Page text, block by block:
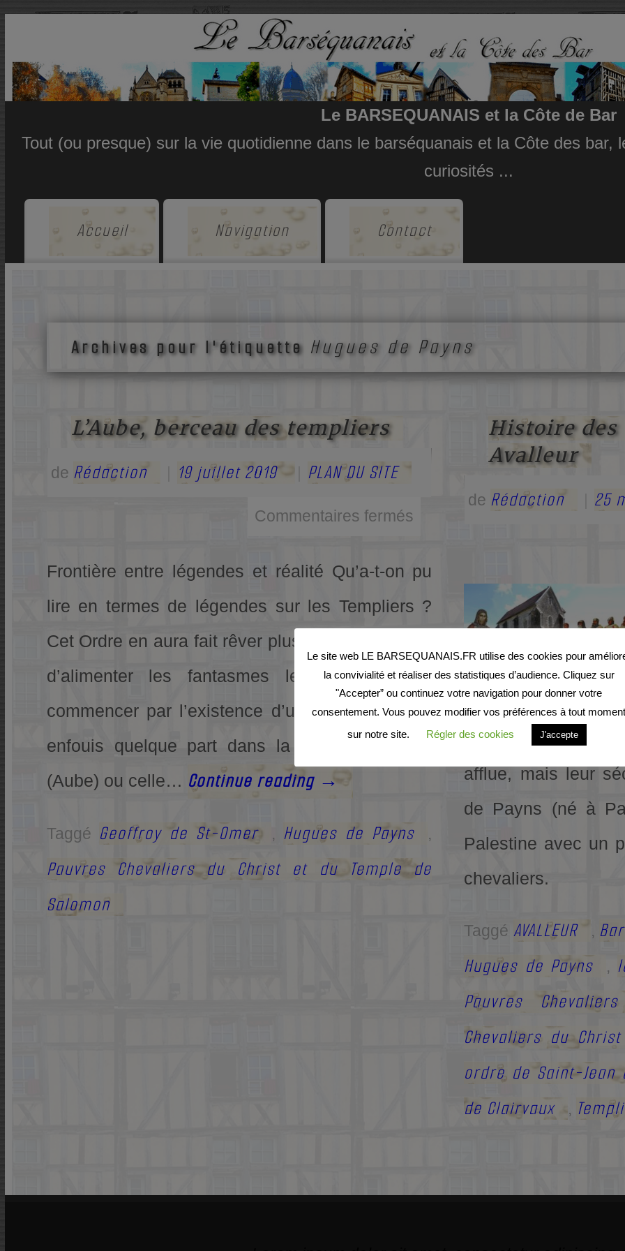
Le BARSEQUANAIS et la Côte de Bar
Tout (ou presque) sur la vie quotidienne dans le barséquanais et la Côte des
curiosités ...
Accueil Navigation Contact
Archives pour l'étiquette Hugues de Payns
L’Aube, berceau des templiers
de Rédaction 19 juillet 2019 PLAN DU SITE
Commentaires fermés
Frontière entre légendes et réalité Qu’a-t-on pu
lire en termes de légendes sur les Templiers ?
Cet Ordre en aura fait rêver plus d’un et continue
d’alimenter les fantasmes les plus fous à
commencer par l’existence d’un fabuleux trésor
enfouis quelque part dans la forêt du Temple
(Aube) ou celle… Continue reading →
Taggé Geoffroy de St-Omer , Hugues de Payns ,
Pauvres Chevaliers du Christ et du Temple de
Salomon
Histoire
Avalleur
de Rédaction 25
sainte après la
croisés. Venant
afflue, mais leur
de Payns (né à
Palestine avec un
chevaliers.
Taggé AVALLEUR ,
Hugues de Payns ,
Pauvres
Chevaliers du
ordre de Saint-Jean
de Clairvaux
,
Le site web LE BARSEQUANAIS.FR utilise des cookies pour
la convivialité et réaliser des statistiques d’audience. Cliquez sur
"Accepter” ou continuez votre navigation pour donner votre
consentement. Vous pouvez modifier vos préférences à tout moment
sur notre site.
Régler des cookies J'accepte